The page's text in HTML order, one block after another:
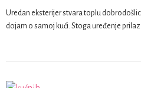
Uredan eksterijer stvara toplu
dojam o samoj kući. Stoga uređenje